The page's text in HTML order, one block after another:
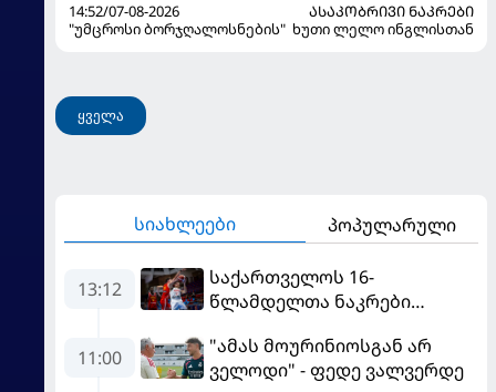
14:52/07-08-2026
ᲐᲡᲐᲙᲝᲑᲠᲘᲕᲘ ᲜᲐᲙᲠᲔᲑᲘ
"უმცროსი ბორჯღალოსნების" ხუთი ლელო ინგლისთან
ყველა
სიახლეები პოპულარული
13:12
საქართველოს 16-
წლამდელთა ნაკრები
დამარცხდა
11:00
"ამას მოურინიოსგან არ
ველოდი" - ფედე ვალვერდე